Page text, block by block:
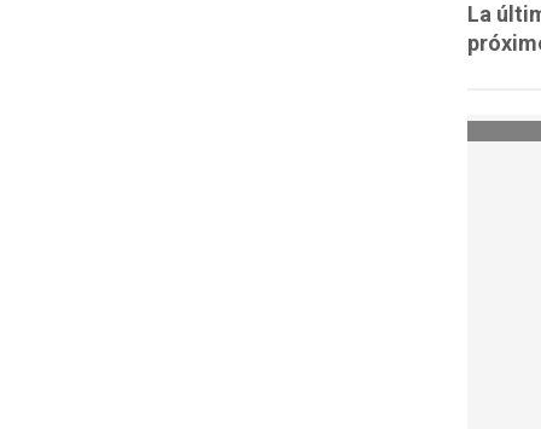
La